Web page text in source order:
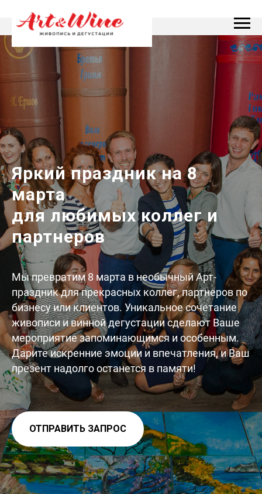
Яркий праздник на 8
марта
для любимых коллег и
партнеров
Мы превратим 8 марта в необычный Арт-
праздник для прекрасных коллег, партнеров по
бизнесу или клиентов. Уникальное сочетание
живописи и винной дегустации сделают Ваше
мероприятие запоминающимся и особенным.
Дарите искренние эмоции и впечатления, и Ваш
презент надолго останется в памяти!
ОТПРАВИТЬ ЗАПРОС